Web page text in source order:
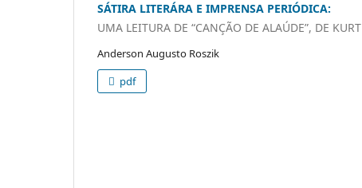
SÁTIRA LITERÁRA E IMPRENSA PERIÓDICA:
UMA LEITURA DE “CANÇÃO DE ALAÚDE”, DE
Anderson Augusto Roszik
pdf